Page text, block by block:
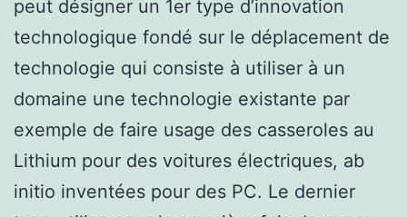
peut désigner un 1er type d’innovation
technologique fondé sur le déplacement de
technologie qui consiste à utiliser à un
domaine une technologie existante par
exemple de faire usage des casseroles au
Lithium pour des voitures électriques, ab
initio inventées pour des PC. Le dernier